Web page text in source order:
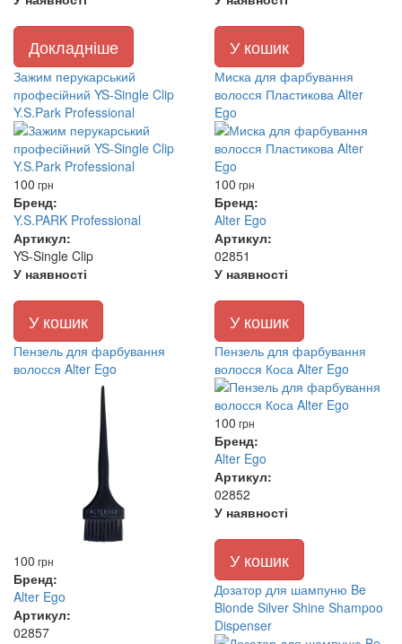
Докладніше У кошик
Зажим перукарський
професійний YS-Single Clip
Y.S.Park Professional
100 грн
Бренд:
Y.S.PARK Professional
Артикул:
YS-Single Clip
У наявності
У кошик
Миска для фарбування
волосся Пластикова Alter
Ego
100 грн
Бренд:
Alter Ego
Артикул:
02851
У наявності
У кошик
Пензель для фарбування
волосся Alter Ego
100 грн
Бренд:
Alter Ego
Артикул:
02857
Пензель для фарбування
волосся Коса Alter Ego
100 грн
Бренд:
Alter Ego
Артикул:
02852
У наявності
У кошик
Дозатор для шампуню Be
Blonde Silver Shine Shampoo
Dispenser